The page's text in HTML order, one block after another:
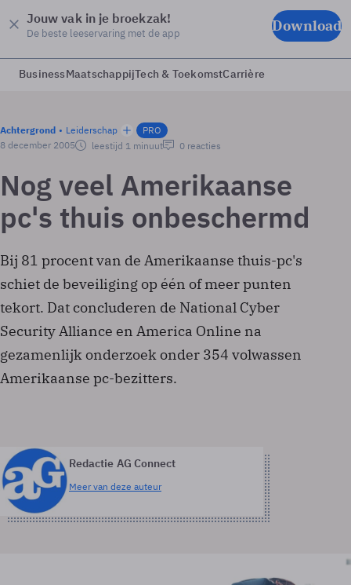
Jouw vak in je broekzak!
De beste leeservaring met de app Download
BusinessMaatschappijTech & ToekomstCarrière
Achtergrond Leiderschap
PRO
8 december 2005
leestijd 1 minuut 0 reacties
Nog veel Amerikaanse
pc's thuis onbeschermd
Bij 81 procent van de Amerikaanse thuis-pc's
schiet de beveiliging op één of meer punten
tekort. Dat concluderen de National Cyber
Security Alliance en America Online na
gezamenlijk onderzoek onder 354 volwassen
Amerikaanse pc-bezitters.
Redactie AG Connect
Meer van deze auteur